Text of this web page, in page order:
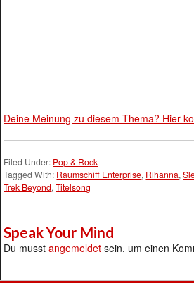
Deine Meinung zu diesem Thema? Hier
Filed Under: Pop & Rock
Tagged With: Raumschiff Enterprise, Rihanna,
Trek Beyond,Titelsong
Speak Your Mind
Du musstangemeldet sein, um einen